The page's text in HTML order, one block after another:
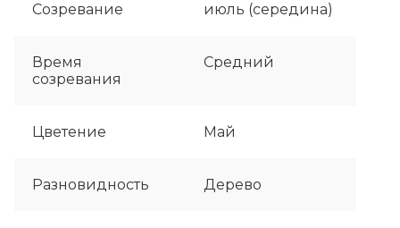
Созревание июль (середина)
Время
созревания
Средний
Цветение Май
Разновидность Дерево